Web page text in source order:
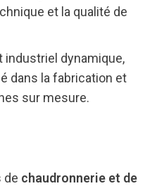
et la qualité de
industriel dynamique,
dans la fabrication et
sur mesure.
de chaudronnerie et de